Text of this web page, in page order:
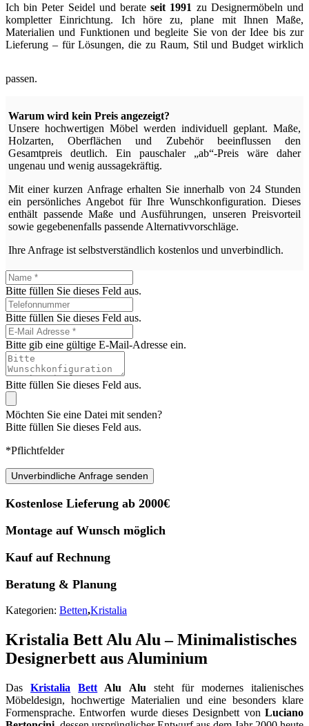
Ich bin Peter Seidel und berateseit 1991 zu Designermöbeln und
kompletter Einrichtung. Ich höre zu, plane mit Ihnen Maße,
Materialien und Funktionen und begleite Sie von der Idee bis zur
Lieferung – für Lösungen, die zu Raum, Stil und Budget wirklich
passen.
Warum wird kein Preis angezeigt?
Unsere hochwertigen Möbel werden individuell geplant. Maße,
Holzarten, Oberflächen und Zubehör beeinflussen den
Gesamtpreis deutlich. Ein pauschaler „ab“-Preis wäre daher
ungenau und wenig aussagekräftig.
Mit einer kurzen Anfrage erhalten Sie innerhalb von 24 Stunden
ein persönliches Angebot für Ihre Wunschkonfiguration. Dieses
enthält passende Maße und Ausführungen, unseren Preisvorteil
sowie gegebenenfalls passende Alternativvorschläge.
Ihre Anfrage ist selbstverständlich kostenlos und unverbindlich.
Bitte füllen Sie dieses Feld aus.
Bitte füllen Sie dieses Feld aus.
Bitte gib eine gültige E-Mail-Adresse ein.
Bitte füllen Sie dieses Feld aus.
Möchten Sie eine Datei mit senden?
Bitte füllen Sie dieses Feld aus.
*Pflichtfelder
Unverbindliche Anfrage senden
Kostenlose Lieferung ab 2000€
Montage auf Wunsch möglich
Kauf auf Rechnung
Beratung & Planung
Kategorien: Betten,Kristalia
Kristalia Bett Alu Alu – Minimalistisches
Designerbett aus Aluminium
DasKristalia Bett Alu Alu steht für modernes italienisches
Möbeldesign, hochwertige Materialien und eine besonders klare
Formensprache. Entworfen wurde dieses Designbett von Luciano